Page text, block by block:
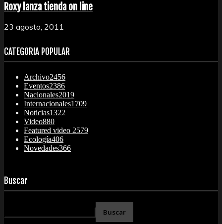
Roxy lanza tienda on line
23 agosto, 2011
CATEGORÍA POPULAR
Archivo2456
Eventos2386
Nacionales2019
Internacionales1709
Noticias1322
Video880
Featured video 2579
Ecología406
Novedades366
Buscar